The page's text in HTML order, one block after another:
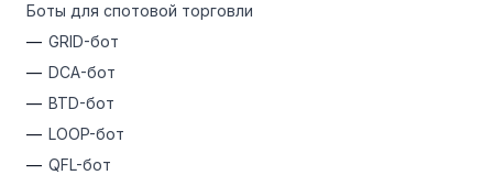
Боты для спотовой торговли
GRID-бот
DCA-бот
BTD-бот
LOOP-бот
QFL-бот